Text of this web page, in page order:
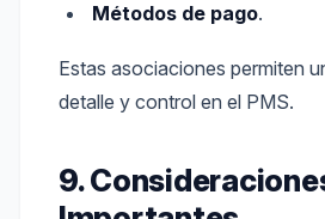
Métodos de pago.
Estas asociaciones permiten
detalle y control en el PMS.
9.